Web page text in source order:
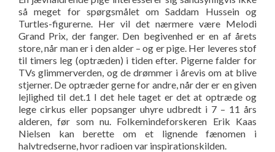
så meget for spørgsmålet om Saddam Hussein og
Turtles-figurerne. Her vil det nærmere være Melodi
Grand Prix, der fanger. Den begivenhed er en af årets
store, når man er i den alder – og er pige. Her leveres stof
til timers leg (optræden) i tiden efter. Pigerne falder for
TVs glimmerverden, og de drømmer i årevis om at blive
stjerner. De optræder gerne for andre, når der er en given
lejlighed til det.1 I det hele taget er det at optræde og
lege cirkus eller popsanger uhyre udbredt i 7 – 11 års
alderen, før som nu. Folkemindeforskeren Erik Kaas
Nielsen kan berette om et lignende fænomen i
halvtredserne, hvor radioen var inspirationskilden.